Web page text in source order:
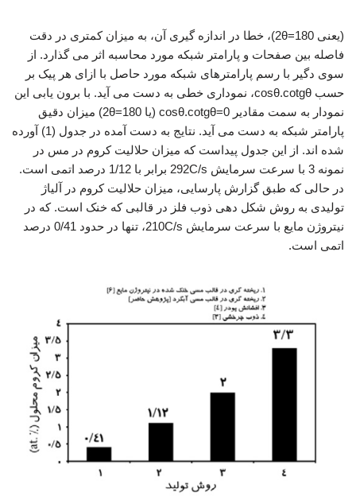
(یعنی 2θ=180)، خطا در اندازه گیری آن، به میزان کمتری در دقت
فاصله بین صفحات و پارامتر شبکه مورد محاسبه اثر می گذارد. از
سوی دگیر با رسم پارامترهای شبکه مورد حاصل با ازای هر پیک بر
حسب cosθ.cotgθ، نموداری خطی به دست می آید. با برون یابی این
نمودار به سمت مقادیر cosθ.cotgθ=0 (یا 180=2θ) میزان دقیق
پارامتر شبکه به دست می آید. نتایج به دست آمده در جدول (1) آورده
شده اند. از این جدول پیداست که میزان حلالیت کروم در مس در
نمونه 3 با سرعت سرمایش 292C/s برابر با 1/12 درصد اتمی است.
در حالی که طبق گزارش پارسایی، میزان حلالیت کروم در آلیاژ
تولیدی به روش شکل دهی ذوب فلز در قالبی که خنک است. که در
نیتروژن مایع با سرعت سرمایش 210C/s، تنها در حدود 0/41 درصد
اتمی است.